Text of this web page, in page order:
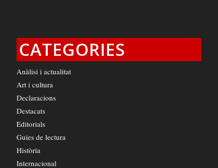
CATEGORIES
Anàlisi i actualitat
Art i cultura
Declaracions
Destacats
Editorials
Guies de lectura
Història
Internacional